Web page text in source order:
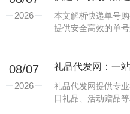
2026
本文解析快递单号
提供安全高效的单
08/07
2026
礼品代发网提供专
日礼品、活动赠品